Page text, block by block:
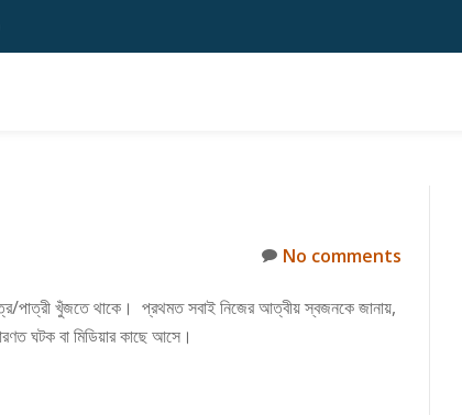
No comments
পাত্রী খুঁজতে থাকে। প্রথমত সবাই নিজের আত্বীয় স্বজনকে জানায়,
ঘটক বা মিডিয়ার কাছে আসে।